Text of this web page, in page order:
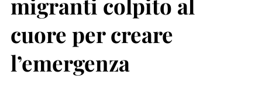
cuore per creare
l’emergenza